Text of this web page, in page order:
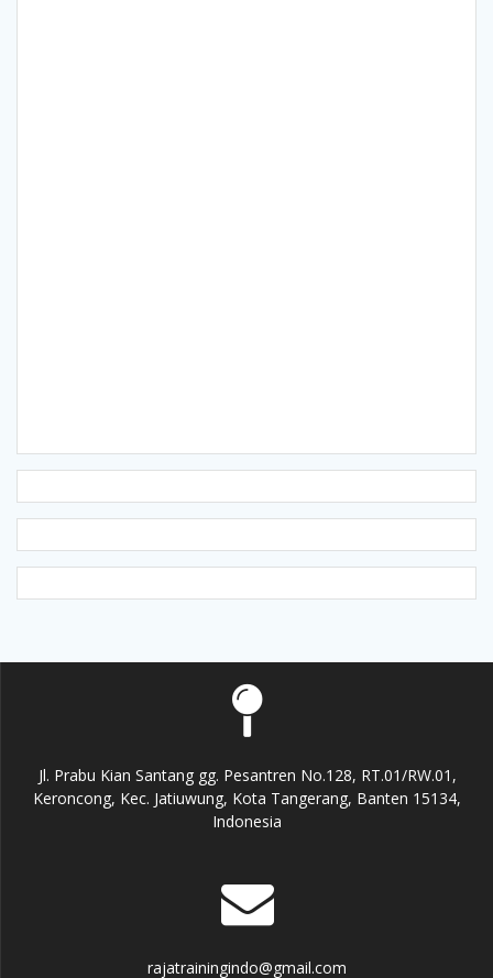
Jl. Prabu Kian Santang gg. Pesantren No.128, RT.01/RW.01,
Keroncong, Kec. Jatiuwung, Kota Tangerang, Banten 15134,
Indonesia
rajatrainingindo@gmail.com